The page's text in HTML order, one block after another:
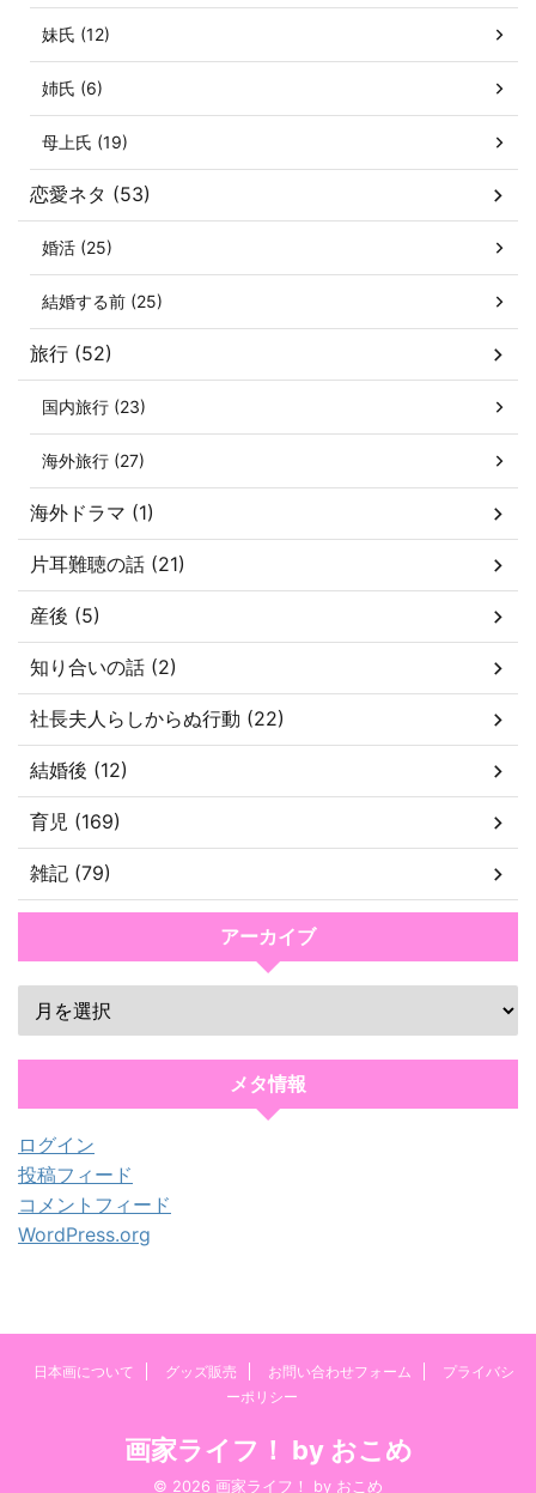
妹氏 (12)
姉氏 (6)
母上氏 (19)
恋愛ネタ (53)
婚活 (25)
結婚する前 (25)
旅行 (52)
国内旅行 (23)
海外旅行 (27)
海外ドラマ (1)
片耳難聴の話 (21)
産後 (5)
知り合いの話 (2)
社長夫人らしからぬ行動 (22)
結婚後 (12)
育児 (169)
雑記 (79)
アーカイブ
メタ情報
ログイン
投稿フィード
コメントフィード
WordPress.org
日本画について グッズ販売 お問い合わせフォーム
プライバシ
ーポリシー
画家ライフ！ by おこめ
© 2026 画家ライフ！ by おこめ